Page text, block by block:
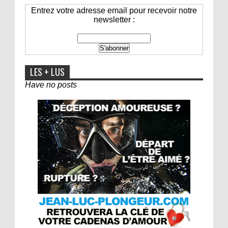
Entrez votre adresse email pour recevoir notre
newsletter :
LES + LUS
Have no posts